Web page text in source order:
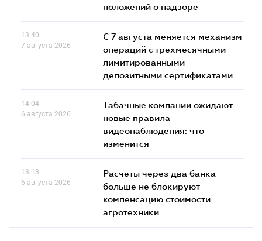
положений о надзоре
13.40
7 августа 2026
С 7 августа меняется механизм
операций с трехмесячными
лимитированными
депозитными сертификатами
14.04
6 августа 2026
Табачные компании ожидают
новые правила
видеонаблюдения: что
изменится
13.13
6 августа 2026
Расчеты через два банка
больше не блокируют
компенсацию стоимости
агротехники